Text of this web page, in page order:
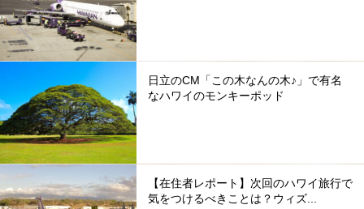
日立のCM「この木なんの木♪」で有名
なハワイのモンキーポッド
【在住者レポート】次回のハワイ旅行で
気をつけるべきことは？ウィズ...